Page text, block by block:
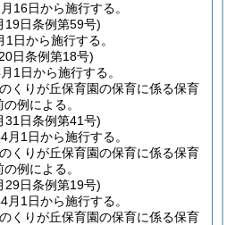
16日から施行する。
19日条例第59号)
日から施行する。
日条例第18号)
1日から施行する。
くりが丘保育園の保育に係る保育
例による。
31日条例第41号)
月1日から施行する。
くりが丘保育園の保育に係る保育
例による。
29日条例第19号)
月1日から施行する。
くりが丘保育園の保育に係る保育